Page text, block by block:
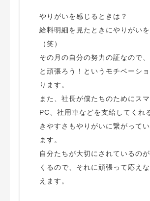
やりがいを感じるときは？
給料明細を見たときにやりがい
（笑）
その月の自分の努力の証なので
と頑張ろう！というモチベーシ
ります。
また、社長が僕たちのためにス
PC、社用車などを支給してくれ
きやすさもやりがいに繋がって
ます。
自分たちが大切にされているの
くるので、それに頑張って応え
えます。